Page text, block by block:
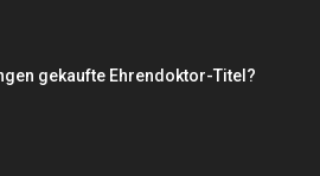
gekaufte Ehrendoktor-Titel?